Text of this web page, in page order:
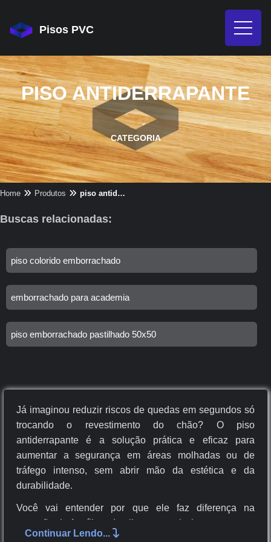
Pisos PVC
PISO ANTIDERRAPANTE
CATEGORIA
Home Produtos piso antiderrapante
Buscas relacionadas:
piso colorido emborrachado
emborrachado para academia
piso emborrachado pastilhado 50x50
Já imaginou reduzir riscos de quedas em segundos só
trocando o revestimento do chão? O piso
antiderrapante é a solução prática e eficaz para
aumentar a segurança em áreas molhadas ou de
tráfego intenso, sem abrir mão da estética e da
durabilidade.
Você vai entender por que ele faz diferença na
proteção da família e de clientes, quais tipos e texturas
funcionam melhor em cada ambiente, como escolher o
Continuar Lendo...